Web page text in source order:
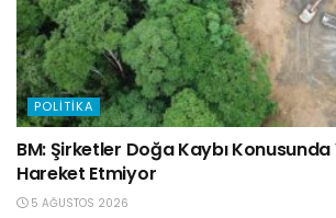
POLITIKA
BM: Şirketler Doğa Kaybı Konusunda
Hareket Etmiyor
5 AĞUSTOS 2026